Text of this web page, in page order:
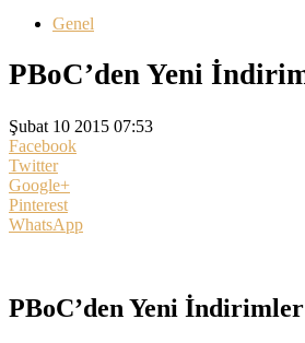
Genel
PBoC’den Yeni
Şubat 10 2015 07:53
Facebook
Twitter
Google+
Pinterest
WhatsApp
PBoC’den Yeni